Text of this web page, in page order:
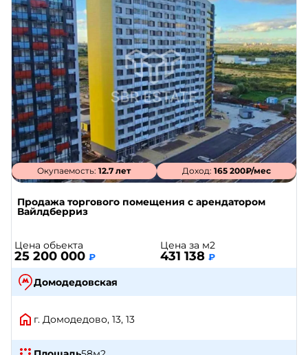
Окупаемость:12.7 лет Доход: 165 200₽/мес
Продажа торгового помещения с арендатором
Вайлдберриз
Цена обьекта
25 200 000 ₽
Цена за м2
431 138 ₽
Домодедовская
г. Домодедово, 13, 13